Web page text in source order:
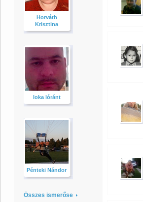
Horváth
Krisztina
loka lóránt
Pénteki Nándor
Összes ismerőse